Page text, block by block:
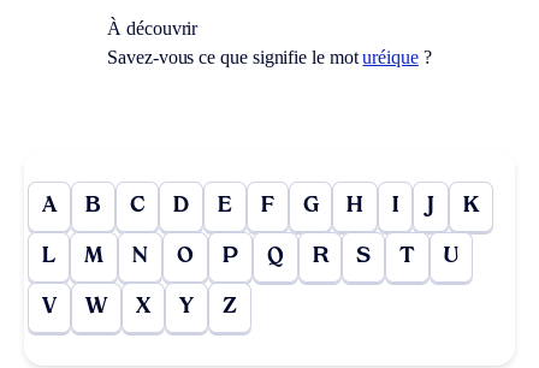
À découvrir
Savez-vous ce que signifie le moturéique?
A B C D E F G H I J K
L M N O P Q R S T U
V W X Y Z